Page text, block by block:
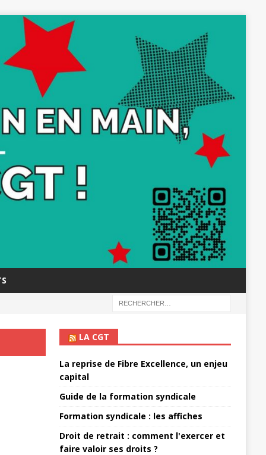
LA CGT
La reprise de Fibre Excellence, un enjeu
capital
Guide de la formation syndicale
Formation syndicale : les affiches
Droit de retrait : comment l'exercer et
faire valoir ses droits ?